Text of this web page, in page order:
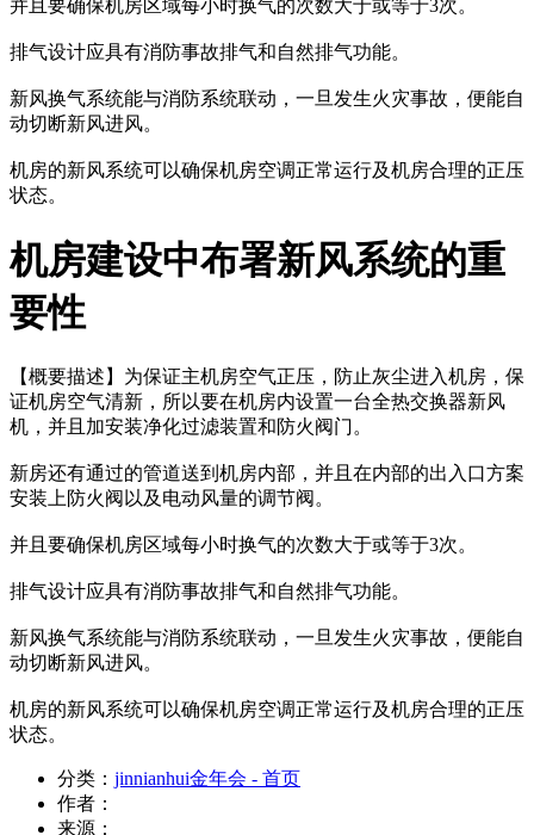
并且要确保机房区域每小时换气的次数大于或等于3次。
排气设计应具有消防事故排气和自然排气功能。
新风换气系统能与消防系统联动，一旦发生火灾事故，便能自
动切断新风进风。
机房的新风系统可以确保机房空调正常运行及机房合理的正压
状态。
机房建设中布署新风系统的重
要性
【概要描述】 为保证主机房空气正压，防止灰尘进入机房，保
证机房空气清新，所以要在机房内设置一台全热交换器新风
机，并且加安装净化过滤装置和防火阀门。
新房还有通过的管道送到机房内部，并且在内部的出入口方案
安装上防火阀以及电动风量的调节阀。
并且要确保机房区域每小时换气的次数大于或等于3次。
排气设计应具有消防事故排气和自然排气功能。
新风换气系统能与消防系统联动，一旦发生火灾事故，便能自
动切断新风进风。
机房的新风系统可以确保机房空调正常运行及机房合理的正压
状态。
分类： jinnianhui金年会 - 首页
作者：
来源：